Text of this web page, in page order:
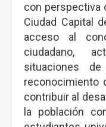
con perspectiva
Ciudad Capital
acceso al
ciudadano,
situaciones
reconocimiento
contribuir al
la población